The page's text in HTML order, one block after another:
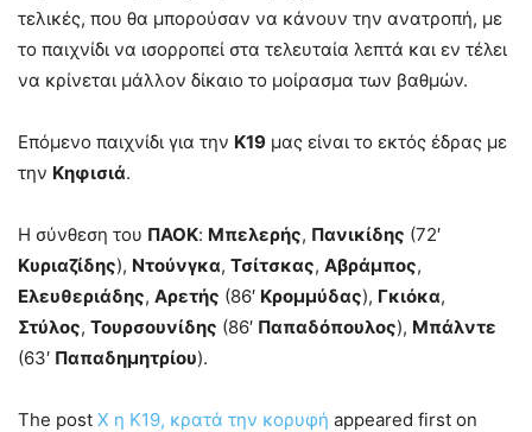
τελικές, που θα μπορούσαν να κάνουν την ανατροπή, με
το παιχνίδι να ισορροπεί στα τελευταία λεπτά και εν τέλει
να κρίνεται μάλλον δίκαιο το μοίρασμα των βαθμών.
Επόμενο παιχνίδι για την Κ19 μας είναι το εκτός έδρας με
την Κηφισιά.
Η σύνθεση του ΠΑΟΚ: Μπελερής, Πανικίδης (72′
Κυριαζίδης), Ντούνγκα, Τσίτσκας, Αβράμπος,
Ελευθεριάδης, Αρετής (86′ Κρομμύδας), Γκιόκα,
Στύλος, Τουρσουνίδης (86′ Παπαδόπουλος), Μπάλντε
(63′ Παπαδημητρίου).
The post Χ η Κ19, κρατά την κορυφή appeared first on